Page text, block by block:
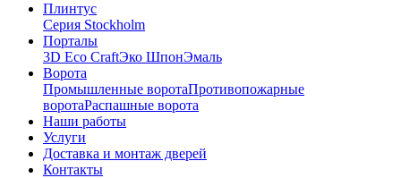
Плинтус
Серия Stockholm
Порталы
3D Eco CraftЭко ШпонЭмаль
Ворота
Промышленные воротаПротивопожарные
воротаРаспашные ворота
Наши работы
Услуги
Доставка и монтаж дверей
Контакты